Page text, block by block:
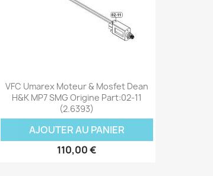
Aperçu rapide
VFC Umarex Moteur & Mosfet Dean
H&K MP7 SMG Origine Part:02-11
(2.6393)
AJOUTER AU PANIER
110,00 €